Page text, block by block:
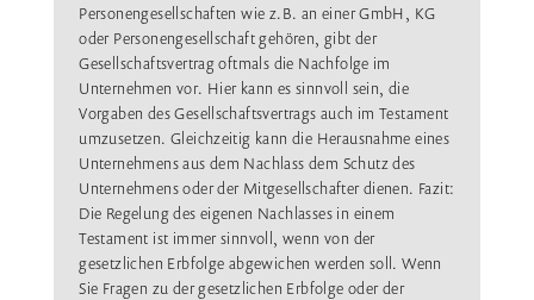
Personengesellschaften wie z.B. an einer GmbH, KG
oder Personengesellschaft gehören, gibt der
Gesellschaftsvertrag oftmals die Nachfolge im
Unternehmen vor. Hier kann es sinnvoll sein, die
Vorgaben des Gesellschaftsvertrags auch im Testament
umzusetzen. Gleichzeitig kann die Herausnahme eines
Unternehmens aus dem Nachlass dem Schutz des
Unternehmens oder der Mitgesellschafter dienen. Fazit:
Die Regelung des eigenen Nachlasses in einem
Testament ist immer sinnvoll, wenn von der
gesetzlichen Erbfolge abgewichen werden soll. Wenn
Sie Fragen zu der gesetzlichen Erbfolge oder der